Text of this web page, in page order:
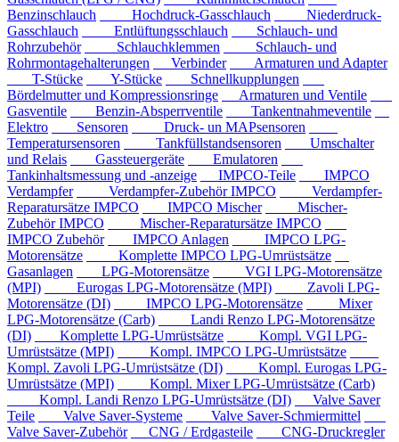
Benzinschlauch
Hochdruck-Gasschlauch
Niederdruck-
Gasschlauch
Entlüftungsschlauch
Schlauch- und
Rohrzubehör
Schlauchklemmen
Schlauch- und
Rohrmontagehalterungen
Verbinder
Armaturen und Adapter
T-Stücke
Y-Stücke
Schnellkupplungen
Bördelmutter und Kompressionsringe
Armaturen und Ventile
Gasventile
Benzin-Absperrventile
Tankentnahmeventile
Elektro
Sensoren
Druck- un MAPsensoren
Temperatursensoren
Tankfüllstandsensoren
Umschalter
und Relais
Gassteuergeräte
Emulatoren
Tankinhaltsmessung und -anzeige
IMPCO-Teile
IMPCO
Verdampfer
Verdampfer-Zubehör IMPCO
Verdampfer-
Reparatursätze IMPCO
IMPCO Mischer
Mischer-
Zubehör IMPCO
Mischer-Reparatursätze IMPCO
IMPCO Zubehör
IMPCO Anlagen
IMPCO LPG-
Motorensätze
Komplette IMPCO LPG-Umrüstsätze
Gasanlagen
LPG-Motorensätze
VGI LPG-Motorensätze
(MPI)
Eurogas LPG-Motorensätze (MPI)
Zavoli LPG-
Motorensätze (DI)
IMPCO LPG-Motorensätze
Mixer
LPG-Motorensätze (Carb)
Landi Renzo LPG-Motorensätze
(DI)
Komplette LPG-Umrüstsätze
Kompl. VGI LPG-
Umrüstsätze (MPI)
Kompl. IMPCO LPG-Umrüstsätze
Kompl. Zavoli LPG-Umrüstsätze (DI)
Kompl. Eurogas LPG-
Umrüstsätze (MPI)
Kompl. Mixer LPG-Umrüstsätze (Carb)
Kompl. Landi Renzo LPG-Umrüstsätze (DI)
Valve Saver
Teile
Valve Saver-Systeme
Valve Saver-Schmiermittel
Valve Saver-Zubehör
CNG / Erdgasteile
CNG-Druckregler